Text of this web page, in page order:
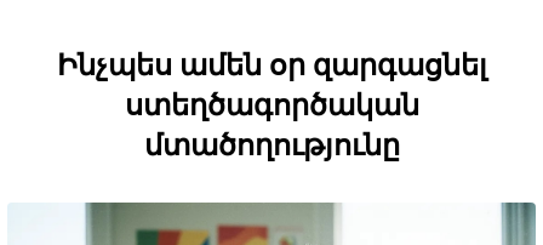
Ինչպես ամեն օր զարգացնել
ստեղծագործական
մտածողությունը